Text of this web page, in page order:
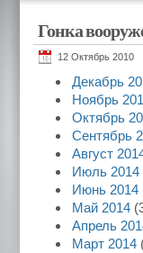
Гонка
12 Октябрь 2010
Декабрь
Ноябрь
Октябрь
Сентябрь
Август
Июль 2014
Июнь 2014
Май 2014
Апрель
Март 2014